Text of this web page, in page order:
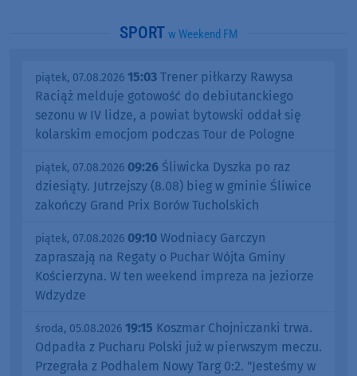
SPORT w Weekend FM
piątek, 07.08.2026 15:03 Trener piłkarzy Rawysa
Raciąż melduje gotowość do debiutanckiego
sezonu w IV lidze, a powiat bytowski oddał się
kolarskim emocjom podczas Tour de Pologne
piątek, 07.08.2026 09:26 Śliwicka Dyszka po raz
dziesiąty. Jutrzejszy (8.08) bieg w gminie Śliwice
zakończy Grand Prix Borów Tucholskich
piątek, 07.08.2026 09:10 Wodniacy Garczyn
zapraszają na Regaty o Puchar Wójta Gminy
Kościerzyna. W ten weekend impreza na jeziorze
Wdzydze
środa, 05.08.2026 19:15 Koszmar Chojniczanki trwa.
Odpadła z Pucharu Polski już w pierwszym meczu.
Przegrała z Podhalem Nowy Targ 0:2. "Jesteśmy w